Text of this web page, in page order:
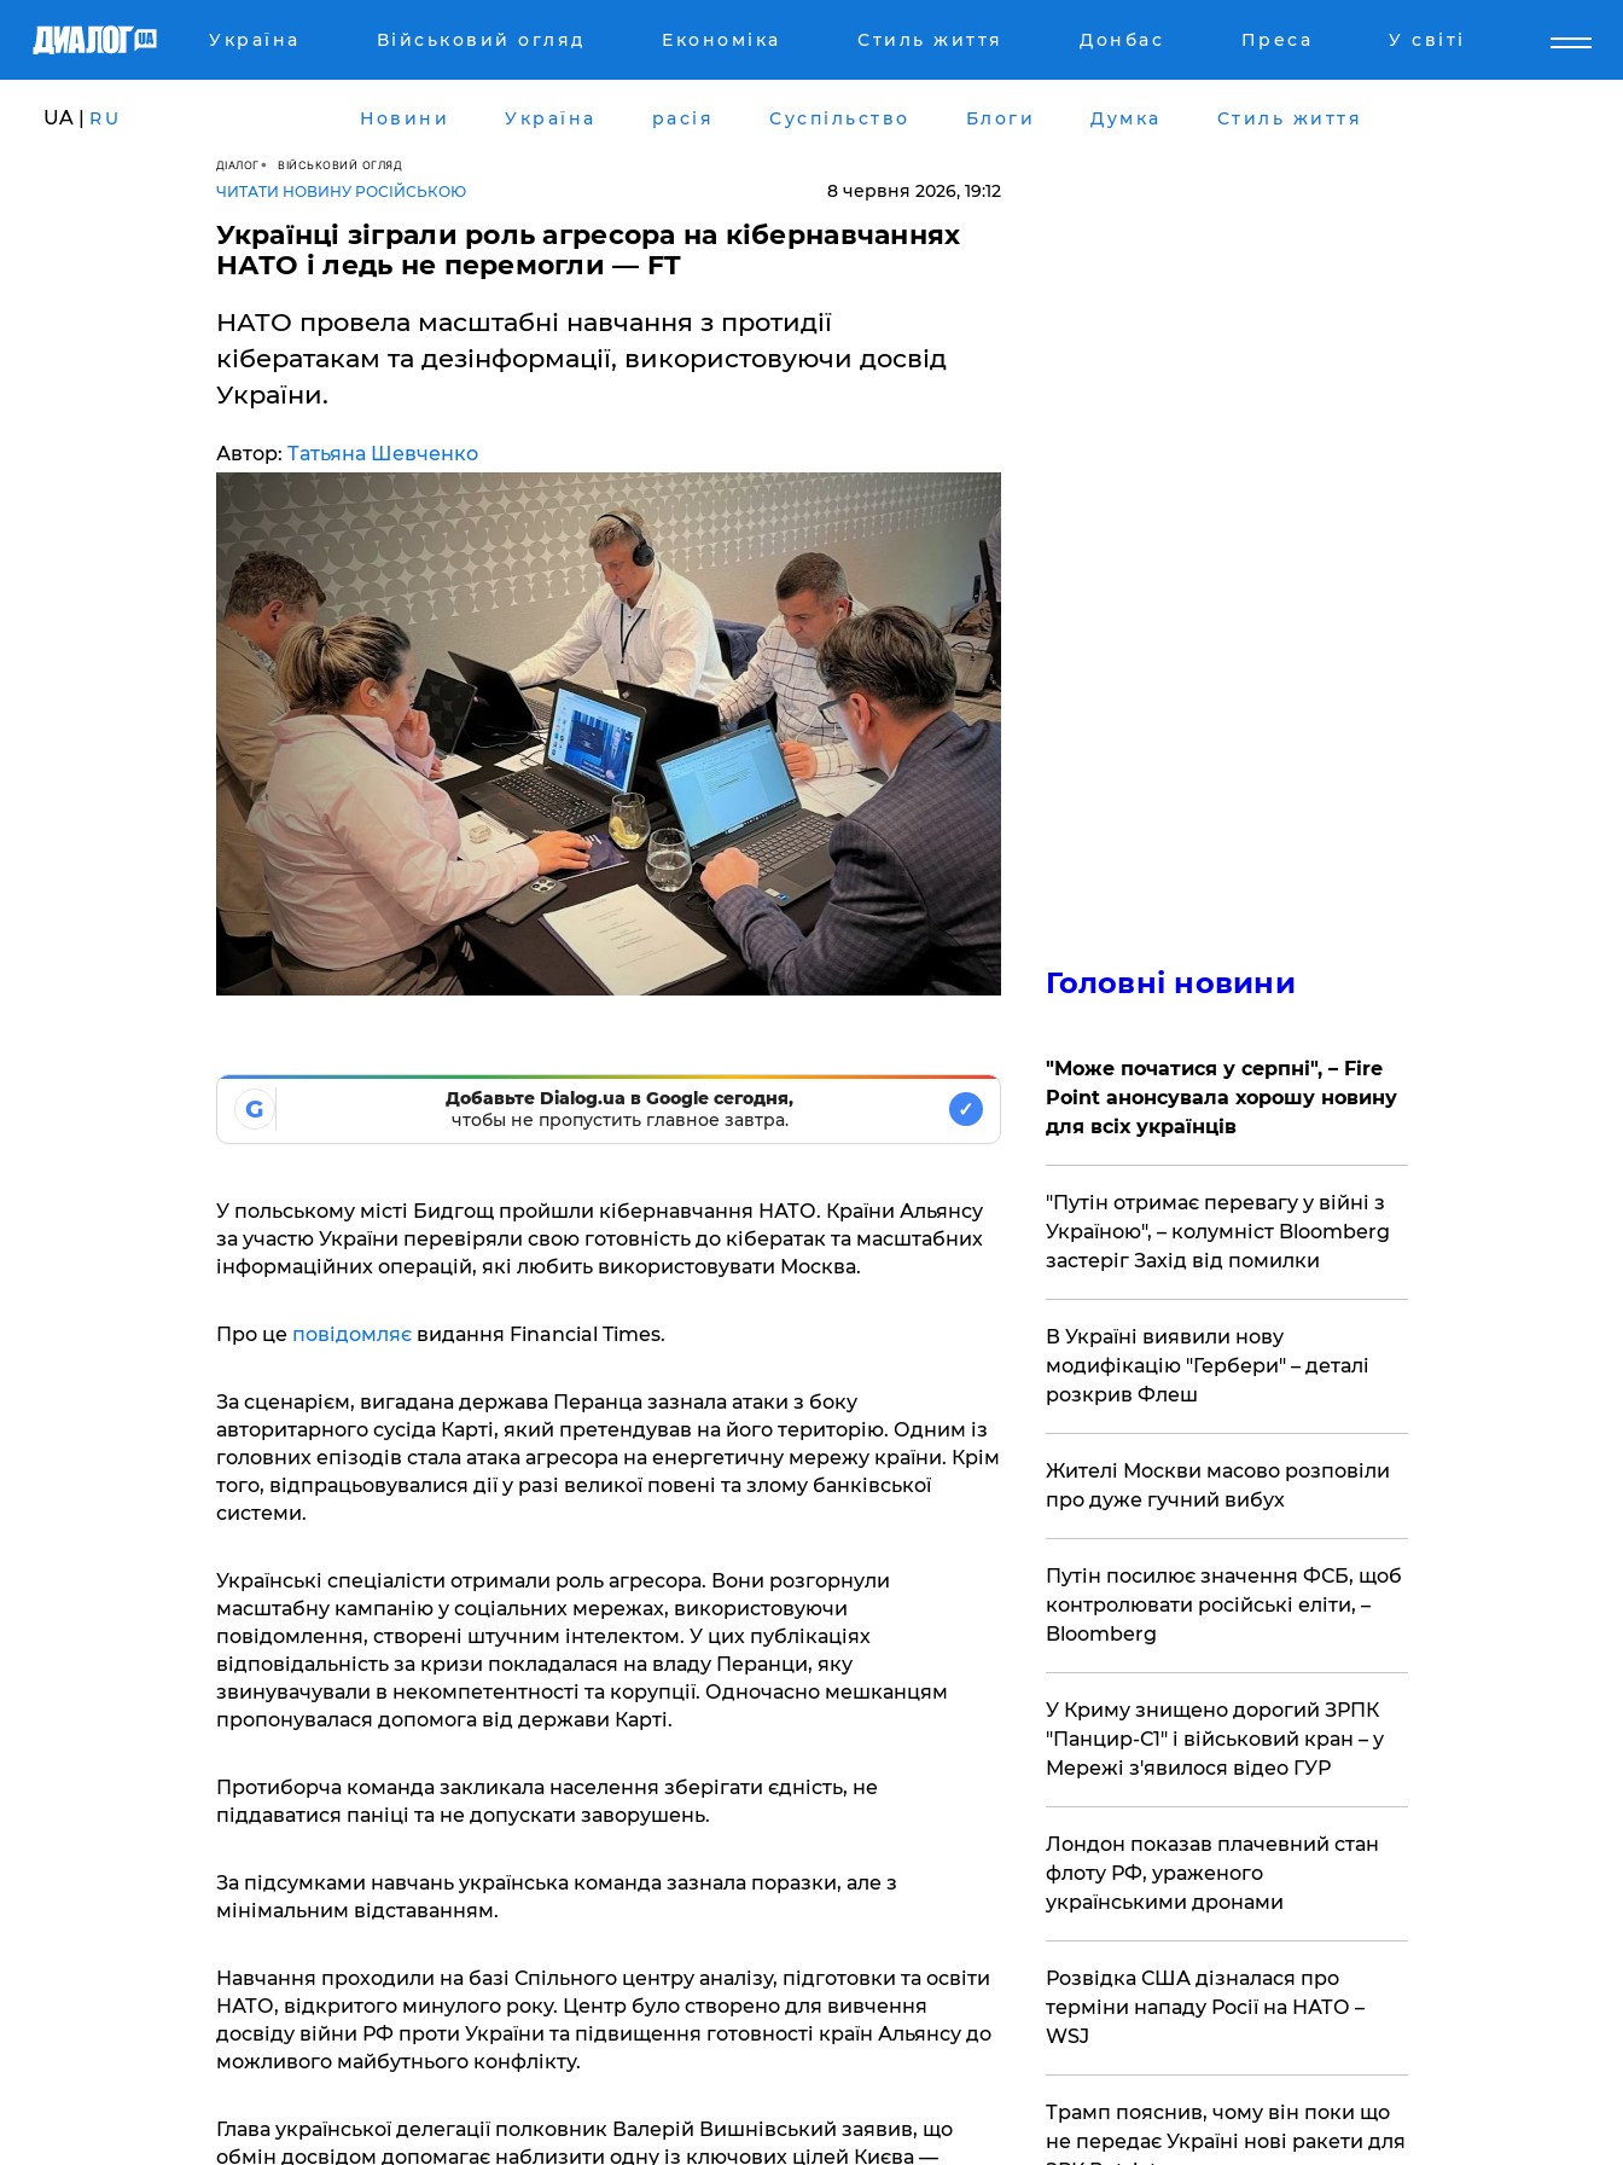
Україна Військовий огляд Економіка Стиль життя Донбас Преса У світі
UA | RU Новини Україна расія Суспільство Блоги Думка Стиль життя
ДІАЛОГ ВІЙСЬКОВИЙ ОГЛЯД
ЧИТАТИ НОВИНУ РОСІЙСЬКОЮ 8 червня 2026, 19:12
​Українці зіграли роль агресора на кібернавчаннях
НАТО і ледь не перемогли — FT
НАТО провела масштабні навчання з протидії
кібератакам та дезінформації, використовуючи досвід
України.
Автор: Татьяна Шевченко
G
Добавьте Dialog.ua в Google сегодня,
чтобы не пропустить главное завтра.
✓
У польському місті Бидгощ пройшли кібернавчання НАТО. Країни Альянсу
за участю України перевіряли свою готовність до кібератак та масштабних
інформаційних операцій, які любить використовувати Москва.
Про це повідомляєвидання Financial Times.
За сценарієм, вигадана держава Перанца зазнала атаки з боку
авторитарного сусіда Карті, який претендував на його територію. Одним із
головних епізодів стала атака агресора на енергетичну мережу країни. Крім
того, відпрацьовувалися дії у разі великої повені та злому банківської
системи.
Українські спеціалісти отримали роль агресора. Вони розгорнули
масштабну кампанію у соціальних мережах, використовуючи
повідомлення, створені штучним інтелектом. У цих публікаціях
відповідальність за кризи покладалася на владу Перанци, яку
звинувачували в некомпетентності та корупції. Одночасно мешканцям
пропонувалася допомога від держави Карті.
Протиборча команда закликала населення зберігати єдність, не
піддаватися паніці та не допускати заворушень.
За підсумками навчань українська команда зазнала поразки, але з
мінімальним відставанням.
Навчання проходили на базі Спільного центру аналізу, підготовки та освіти
НАТО, відкритого минулого року. Центр було створено для вивчення
досвіду війни РФ проти України та підвищення готовності країн Альянсу до
можливого майбутнього конфлікту.
Глава української делегації полковник Валерій Вишнівський заявив, що
обмін досвідом допомагає наблизити одну із ключових цілей Києва —
Головні новини
"Може початися у серпні", – Fire
Point анонсувала хорошу новину
для всіх українців
"Путін отримає перевагу у війні з
Україною", – колумніст Bloomberg
застеріг Захід від помилки
В Україні виявили нову
модифікацію "Гербери" – деталі
розкрив Флеш
Жителі Москви масово розповіли
про дуже гучний вибух
Путін посилює значення ФСБ, щоб
контролювати російські еліти, –
Bloomberg
У Криму знищено дорогий ЗРПК
"Панцир-С1" і військовий кран – у
Мережі з'явилося відео ГУР
Лондон показав плачевний стан
флоту РФ, ураженого
українськими дронами
Розвідка США дізналася про
терміни нападу Росії на НАТО –
WSJ
Трамп пояснив, чому він поки що
не передає Україні нові ракети для